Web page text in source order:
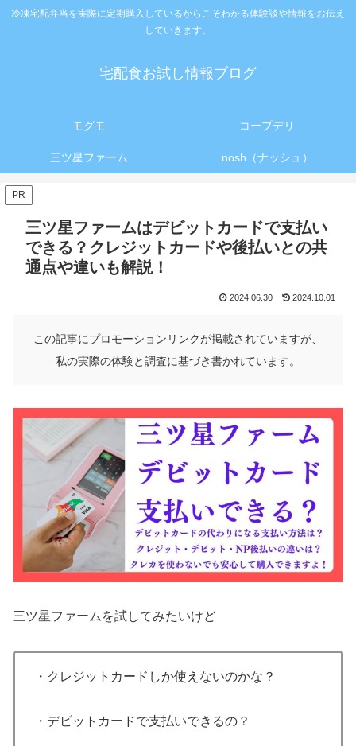
冷凍宅配弁当を実際に定期購入しているからこそわかる体験談や情報をお伝え
していきます。
宅配食お試し情報ブログ
モグモ コープデリ
三ツ星ファーム nosh（ナッシュ）
PR
三ツ星ファームはデビットカードで支払い
できる？クレジットカードや後払いとの共
通点や違いも解説！
2024.06.30 2024.10.01
この記事にプロモーションリンクが掲載されていますが、
私の実際の体験と調査に基づき書かれています。
三ツ星ファームを試してみたいけど
・クレジットカードしか使えないのかな？
・デビットカードで支払いできるの？